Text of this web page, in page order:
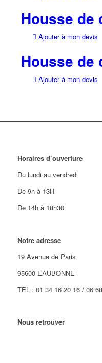
Housse de
Ajouter à mon devis
Housse de
Ajouter à mon devis
Horaires d’ouverture
Du lundi au vendredi
De 9h à 13H
De 14h à 18h30
Notre adresse
19 Avenue de Paris
95600 EAUBONNE
TEL : 01 34 16 20 16 / 06
Nous retrouver